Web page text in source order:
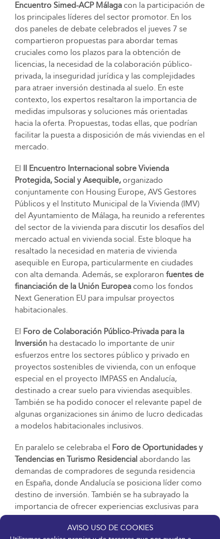
AVISO USO DE COOKIES
Encuentro Simed-ACP Málagacon la participación de
los principales líderes del sector promotor. En los
dos paneles de debate celebrados el jueves 7 se
compartieron propuestas para abordar temas
cruciales como los plazos para la obtención de
licencias, la necesidad de la colaboración público-
privada, la inseguridad jurídica y las complejidades
para atraer inversión destinada al suelo. En este
contexto, los expertos resaltaron la importancia de
medidas impulsoras y soluciones más orientadas
hacia la oferta. Propuestas, todas ellas, que podrían
facilitar la puesta a disposición de más viviendas en el
mercado.
El II Encuentro Internacional sobre Vivienda
Protegida, Social y Asequible, organizado
conjuntamente con Housing Europe, AVS Gestores
Públicos y el Instituto Municipal de la Vivienda (IMV)
del Ayuntamiento de Málaga, ha reunido a referentes
del sector de la vivienda para discutir los desafíos del
mercado actual en vivienda social. Este bloque ha
resaltado la necesidad en materia de vivienda
asequible en Europa, particularmente en ciudades
con alta demanda. Además, se exploraron fuentes de
financiación de la Unión Europeacomo los fondos
Next Generation EU para impulsar proyectos
habitacionales.
El Foro de Colaboración Público-Privada para la
Inversiónha destacado lo importante de unir
esfuerzos entre los sectores público y privado en
proyectos sostenibles de vivienda, con un enfoque
especial en el proyecto IMPASS en Andalucía,
destinado a crear suelo para viviendas asequibles.
También se ha podido conocer el relevante papel de
algunas organizaciones sin ánimo de lucro dedicadas
a modelos habitacionales inclusivos.
En paralelo se celebraba el Foro de Oportunidades y
Tendencias en Turismo Residencial abordando las
demandas de compradores de segunda residencia
en España, donde Andalucía se posiciona líder como
destino de inversión. También se ha subrayado la
importancia de ofrecer experiencias exclusivas para
consumidores, así como el impacto de los nuevos
formatos residenciales.